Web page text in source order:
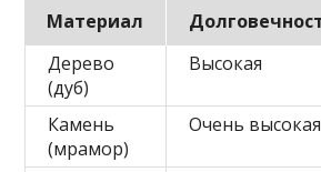
Материал
Дерево
(дуб)
Высокая
Камень
(мрамор)
Очень высокая